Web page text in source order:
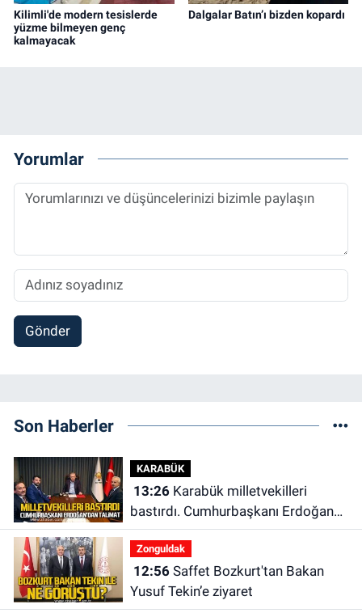
Kilimli'de modern tesislerde
yüzme bilmeyen genç
kalmayacak
Dalgalar Batın’ı bizden kopardı
Yorumlar
Gönder
Son Haberler
KARABÜK
13:26Karabük milletvekilleri
bastırdı. Cumhurbaşkanı Erdoğan
talimat verdi
Zonguldak
12:56Saffet Bozkurt'tan Bakan
Yusuf Tekin’e ziyaret